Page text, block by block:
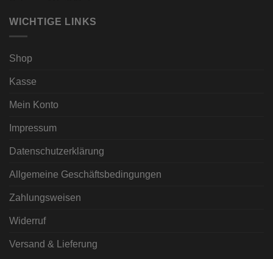
WICHTIGE LINKS
Shop
Kasse
Mein Konto
Impressum
Datenschutzerklärung
Allgemeine Geschäftsbedingungen
Zahlungsweisen
Widerruf
Versand & Lieferung